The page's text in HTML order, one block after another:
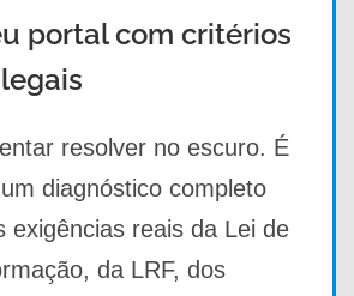
portal com critérios
resolver no escuro. É
diagnóstico completo
exigências reais da Lei de
da LRF, dos